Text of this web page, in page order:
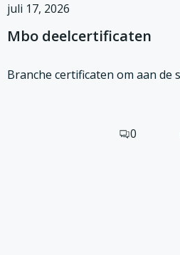
juli 17, 2026
Mbo deelcertificaten
Branche certificaten om aan de
0